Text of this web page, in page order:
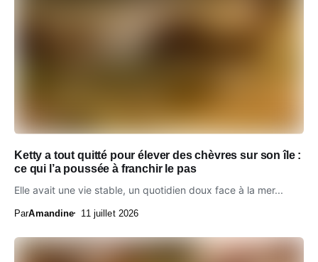
Ketty a tout quitté pour élever des chèvres sur son île :
ce qui l’a poussée à franchir le pas
Elle avait une vie stable, un quotidien doux face à la mer...
ParAmandine 11 juillet 2026